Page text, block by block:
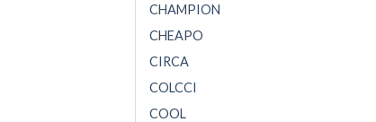
CHAMPION
CHEAPO
CIRCA
COLCCI
COOL